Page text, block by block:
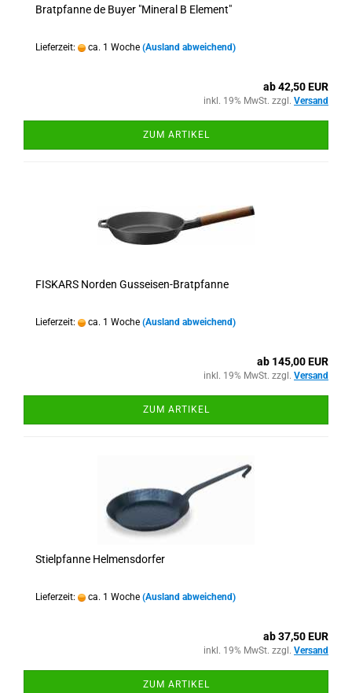
Bratpfanne de Buyer "Mineral B Element"
Lieferzeit: ca. 1 Woche (Ausland abweichend)
ab 42,50 EUR
inkl. 19% MwSt. zzgl. Versand
ZUM ARTIKEL
FISKARS Norden Gusseisen-Bratpfanne
Lieferzeit: ca. 1 Woche (Ausland abweichend)
ab 145,00 EUR
inkl. 19% MwSt. zzgl. Versand
ZUM ARTIKEL
Stielpfanne Helmensdorfer
Lieferzeit: ca. 1 Woche (Ausland abweichend)
ab 37,50 EUR
inkl. 19% MwSt. zzgl. Versand
ZUM ARTIKEL